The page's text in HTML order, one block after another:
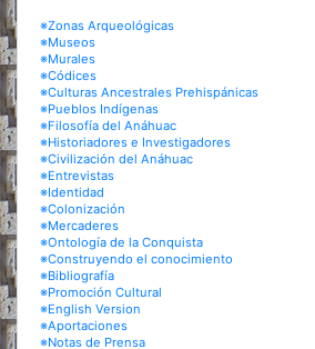
※Zonas Arqueológicas
※Museos
※Murales
※Códices
※Culturas Ancestrales Prehispánicas
※Pueblos Indígenas
※Filosofía del Anáhuac
※Historiadores e Investigadores
※Civilización del Anáhuac
※Entrevistas
※Identidad
※Colonización
※Mercaderes
※Ontología de la Conquista
※Construyendo el conocimiento
※Bibliografía
※Promoción Cultural
※English Version
※Aportaciones
※Notas de Prensa